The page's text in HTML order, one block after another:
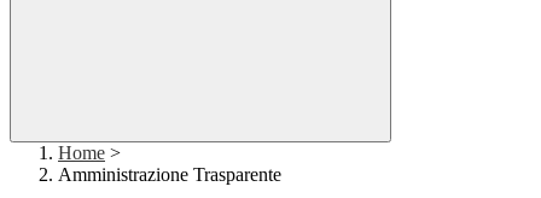
Home >
Amministrazione Trasparente